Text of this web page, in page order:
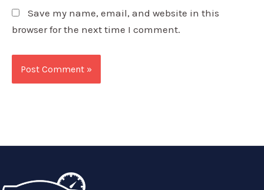
Save my name, email, and website in this
browser for the next time I comment.